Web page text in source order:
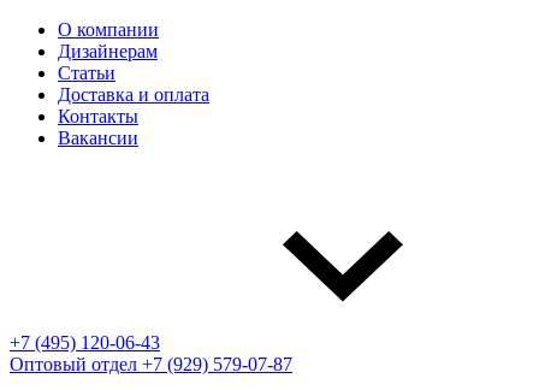
О компании
Дизайнерам
Статьи
Доставка и оплата
Контакты
Вакансии
+7 (495) 120-06-43
Оптовый отдел +7 (929) 579-07-87